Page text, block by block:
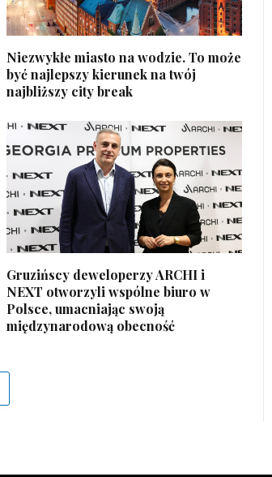
Niezwykłe miasto na wodzie. To może
być najlepszy kierunek na twój
najbliższy city break
Gruzińscy deweloperzy ARCHI i
NEXT otworzyli wspólne biuro w
Polsce, umacniając swoją
międzynarodową obecność